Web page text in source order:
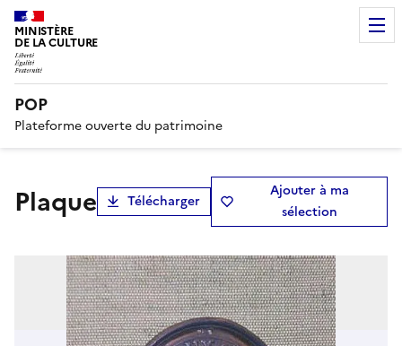
MINISTÈRE
DE LA CULTURE
POP
Plateforme ouverte du patrimoine
plaque Télécharger
Ajouter à ma
sélection